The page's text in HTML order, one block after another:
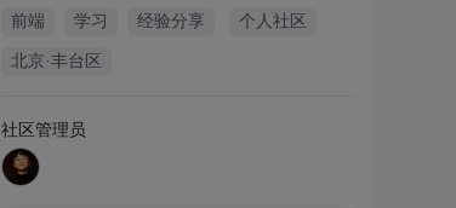
前端 学习 经验分享 个人社区
北京·丰台区
社区管理员